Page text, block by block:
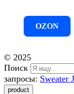
OZON
© 2025
Поиск
запросы: Sweater